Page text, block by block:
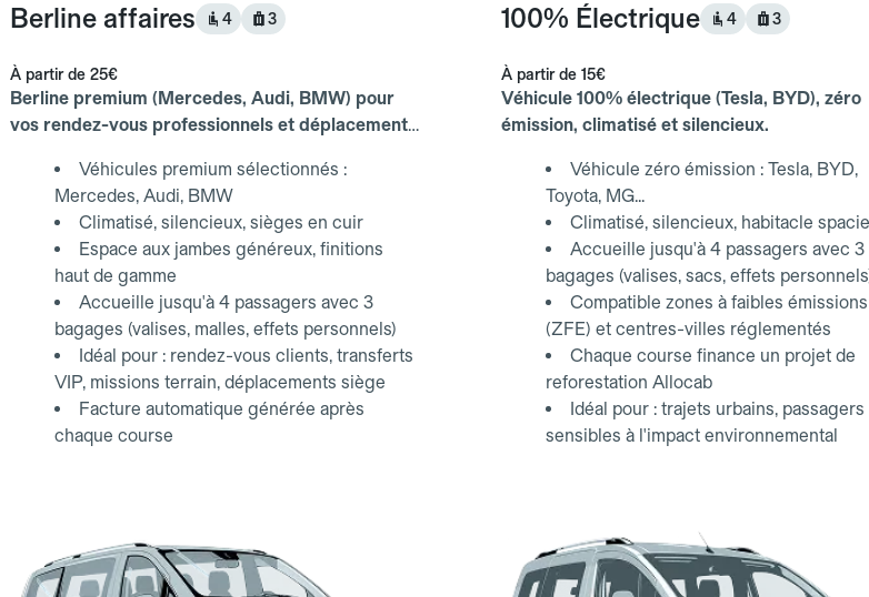
Berline affaires 4 3
À partir de 25€
Berline premium (Mercedes, Audi, BMW) pour
vos rendez-vous professionnels et déplacements
Véhicules premium sélectionnés :
Mercedes, Audi, BMW
Climatisé, silencieux, sièges en cuir
Espace aux jambes généreux, finitions
haut de gamme
Accueille jusqu'à 4 passagers avec 3
bagages (valises, malles, effets personnels)
Idéal pour : rendez-vous clients, transferts
VIP, missions terrain, déplacements siège
Facture automatique générée après
chaque course
100% Électrique 4 3
À partir de 15€
Véhicule 100% électrique (Tesla, BYD), zéro
émission, climatisé et silencieux.
Véhicule zéro émission : Tesla, BYD,
Toyota, MG...
Climatisé, silencieux, habitacle
Accueille jusqu'à 4 passagers avec 3
bagages (valises, sacs, effets
Compatible zones à faibles émissions
(ZFE) et centres-villes réglementés
Chaque course finance un projet de
reforestation Allocab
Idéal pour : trajets urbains, passagers
sensibles à l'impact environnemental